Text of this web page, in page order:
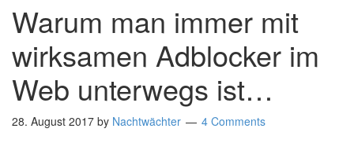
Warum man immer mit
wirksamen Adblocker im
Web unterwegs ist…
28. August 2017 by Nachtwächter 4 Comments